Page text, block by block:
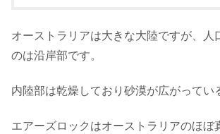
オーストラリアは大きな大陸ですが、人
のは沿岸部です。
内陸部は乾燥しており砂漠が広がってい
エアーズロックはオーストラリアのほぼ